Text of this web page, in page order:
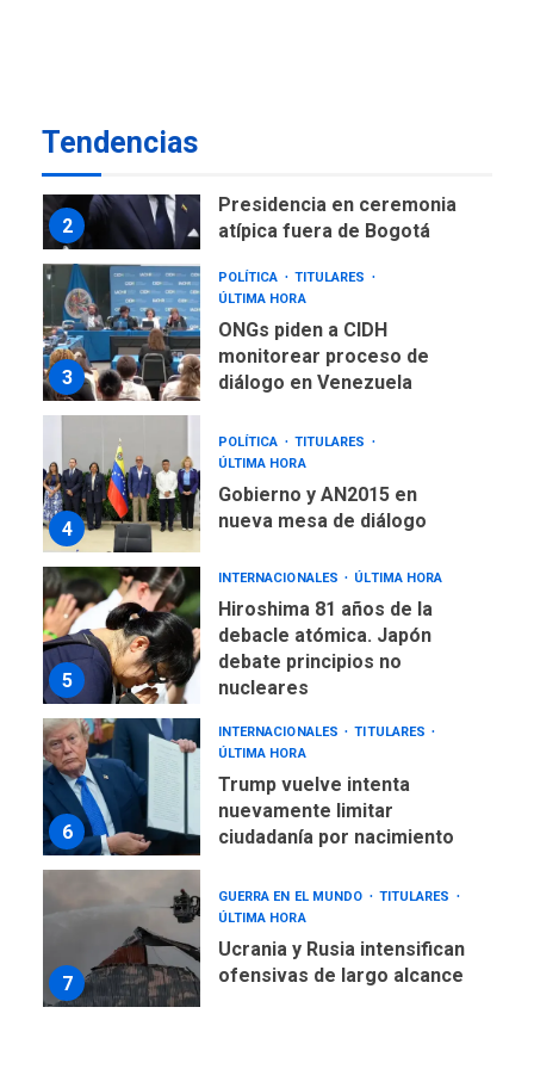
Tendencias
2
Presidencia en ceremonia
atípica fuera de Bogotá
3
POLÍTICA
TITULARES
ÚLTIMA HORA
ONGs piden a CIDH
monitorear proceso de
diálogo en Venezuela
4
POLÍTICA
TITULARES
ÚLTIMA HORA
Gobierno y AN2015 en
nueva mesa de diálogo
5
INTERNACIONALES ÚLTIMA HORA
Hiroshima 81 años de la
debacle atómica. Japón
debate principios no
nucleares
6
INTERNACIONALES
TITULARES
ÚLTIMA HORA
Trump vuelve intenta
nuevamente limitar
ciudadanía por nacimiento
7
GUERRA EN EL MUNDO
TITULARES
ÚLTIMA HORA
Ucrania y Rusia intensifican
ofensivas de largo alcance